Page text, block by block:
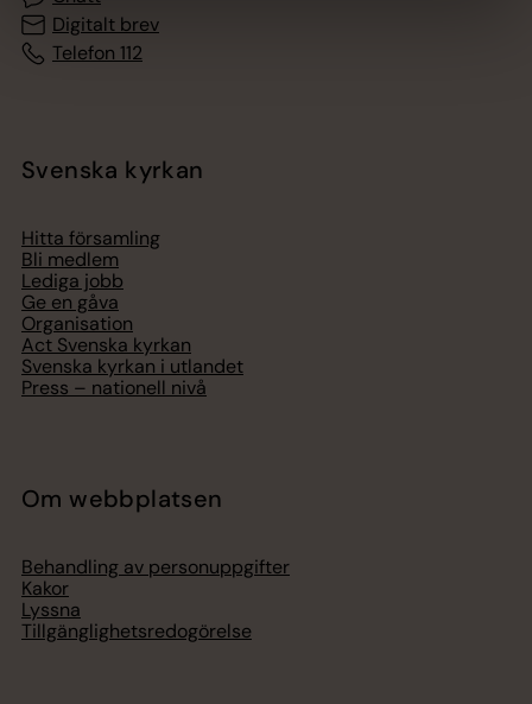
Digitalt brev
Telefon 112
Svenska kyrkan
Hitta församling
Bli medlem
Lediga jobb
Ge en gåva
Organisation
Act Svenska kyrkan
Svenska kyrkan i utlandet
Press – nationell nivå
Om webbplatsen
Behandling av personuppgifter
Kakor
Lyssna
Tillgänglighetsredogörelse